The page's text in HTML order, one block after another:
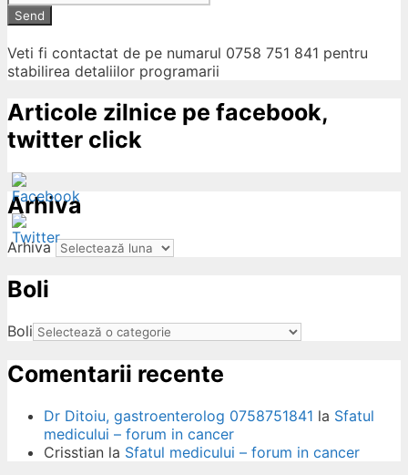
Send
Veti fi contactat de pe numarul 0758 751 841 pentru
stabilirea detaliilor programarii
Articole zilnice pe facebook,
twitter click
Arhiva
Arhiva
Boli
Boli
Comentarii recente
Dr Ditoiu, gastroenterolog 0758751841 la Sfatul
medicului – forum in cancer
Crisstian la Sfatul medicului – forum in cancer